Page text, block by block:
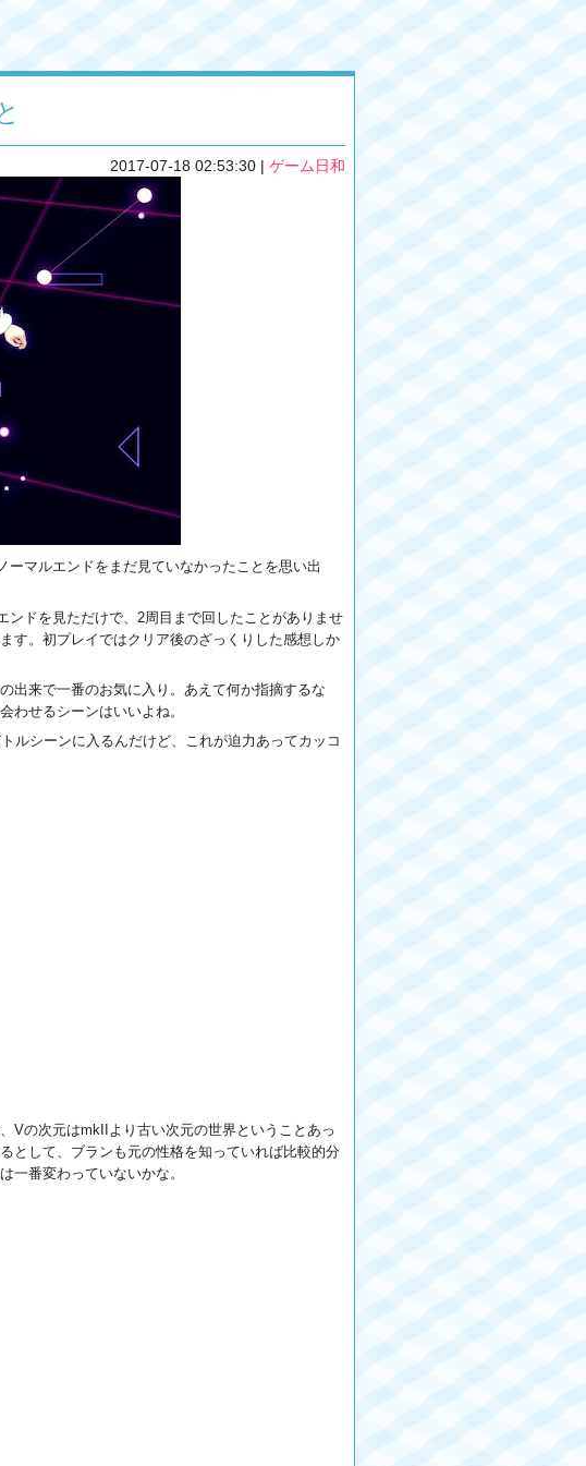
2017-07-18 02:53:30 | ゲーム日和
マルエンドをまだ見ていなかったことを思い出
ドを見ただけで、2周目まで回したことがありませ
す。初プレイではクリア後のざっくりした感想しか
出来で一番のお気に入り。あえて何か指摘するな
わせるシーンはいいよね。
ルシーンに入るんだけど、これが迫力あってカッコ
Vの次元はmkIIより古い次元の世界ということあっ
として、ブランも元の性格を知っていれば比較的分
一番変わっていないかな。